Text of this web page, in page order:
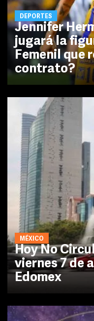
DEPORTES
Jennifer
jugará la
Femenil que
contrato?
MÉXICO
Hoy No
viernes 7 de
Edomex